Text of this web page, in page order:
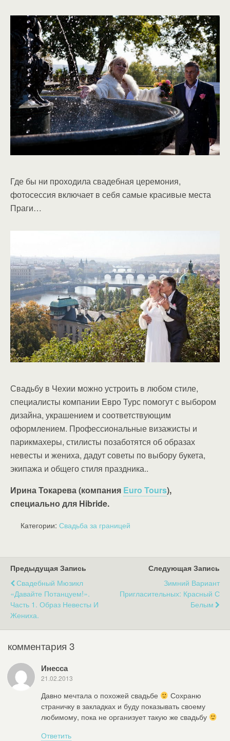
Где бы ни проходила свадебная церемония,
фотосессия включает в себя самые красивые места
Праги…
Свадьбу в Чехии можно устроить в любом стиле,
специалисты компании Евро Турс помогут с выбором
дизайна, украшением и соответствующим
оформлением. Профессиональные визажисты и
парикмахеры, стилисты позаботятся об образах
невесты и жениха, дадут советы по выбору букета,
экипажа и общего стиля праздника..
Ирина Токарева (компания Euro Tours),
специально для Hibride.
Категории: Свадьба за границей
Предыдущая Запись
Свадебный Мюзикл
«Давайте Потанцуем!».
Часть 1. Образ Невесты И
Жениха.
Следующая Запись
Зимний Вариант
Пригласительных: Красный С
Белым
комментария 3
Инесса
21.02.2013
Давно мечтала о похожей свадьбе
Сохраню
страничку в закладках и буду показывать своему
любимому, пока не организует такую же свадьбу
Ответить